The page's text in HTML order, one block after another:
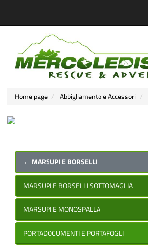
Home page Abbigliamento e Accessori
← MARSUPI E BORSELLI
MARSUPI E BORSELLI SOTTOMAGLIA
MARSUPI E MONOSPALLA
PORTADOCUMENTI E PORTAFOGLI